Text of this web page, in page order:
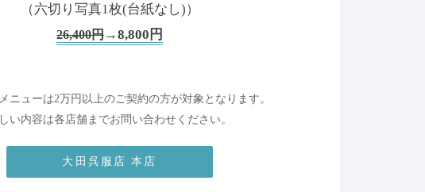
（六切り写真1枚(台紙なし)）
26,400円→8,800円
ニューは2万円以上のご契約の方が対象となります。
い内容は各店舗までお問い合わせください。
大田呉服店 本店